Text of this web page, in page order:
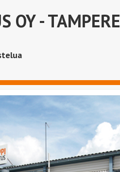
OY- TAMPERE